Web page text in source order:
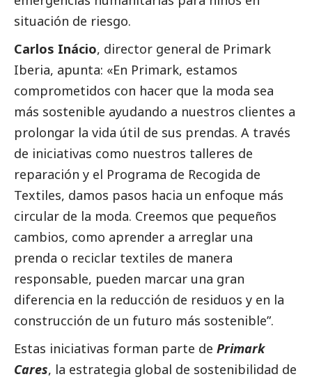
situación de riesgo.
Carlos Inácio, director general de Primark
Iberia, apunta: «En Primark, estamos
comprometidos con hacer que la moda sea
más sostenible ayudando a nuestros clientes a
prolongar la vida útil de sus prendas. A través
de iniciativas como nuestros talleres de
reparación y el Programa de Recogida de
Textiles, damos pasos hacia un enfoque más
circular de la moda. Creemos que pequeños
cambios, como aprender a arreglar una
prenda o reciclar textiles de manera
responsable, pueden marcar una gran
diferencia en la reducción de residuos y en la
construcción de un futuro más sostenible”.
Estas iniciativas forman parte de Primark
Cares, la estrategia global de sostenibilidad de